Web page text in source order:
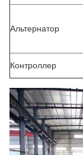
Альтернатор
Контроллер